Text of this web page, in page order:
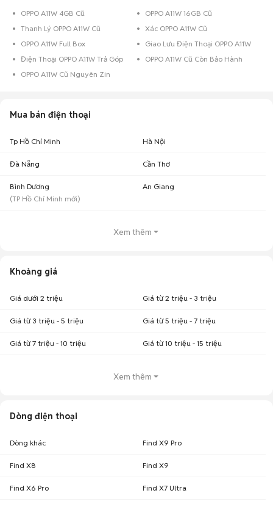
OPPO A11W 4GB Cũ
OPPO A11W 16GB Cũ
Thanh Lý OPPO A11W Cũ
Xác OPPO A11W Cũ
OPPO A11W Full Box
Giao Lưu Điện Thoại OPPO A11W
Điện Thoại OPPO A11W Trả Góp
OPPO A11W Cũ Còn Bảo Hành
OPPO A11W Cũ Nguyên Zin
Mua bán điện thoại
Tp Hồ Chí Minh Hà Nội
Đà Nẵng Cần Thơ
Bình Dương
(TP Hồ Chí Minh mới)
An Giang
Xem thêm
Khoảng giá
Giá dưới 2 triệu Giá từ 2 triệu - 3 triệu
Giá từ 3 triệu - 5 triệu Giá từ 5 triệu - 7 triệu
Giá từ 7 triệu - 10 triệu Giá từ 10 triệu - 15 triệu
Xem thêm
Dòng điện thoại
Dòng khác Find X9 Pro
Find X8 Find X9
Find X6 Pro Find X7 Ultra